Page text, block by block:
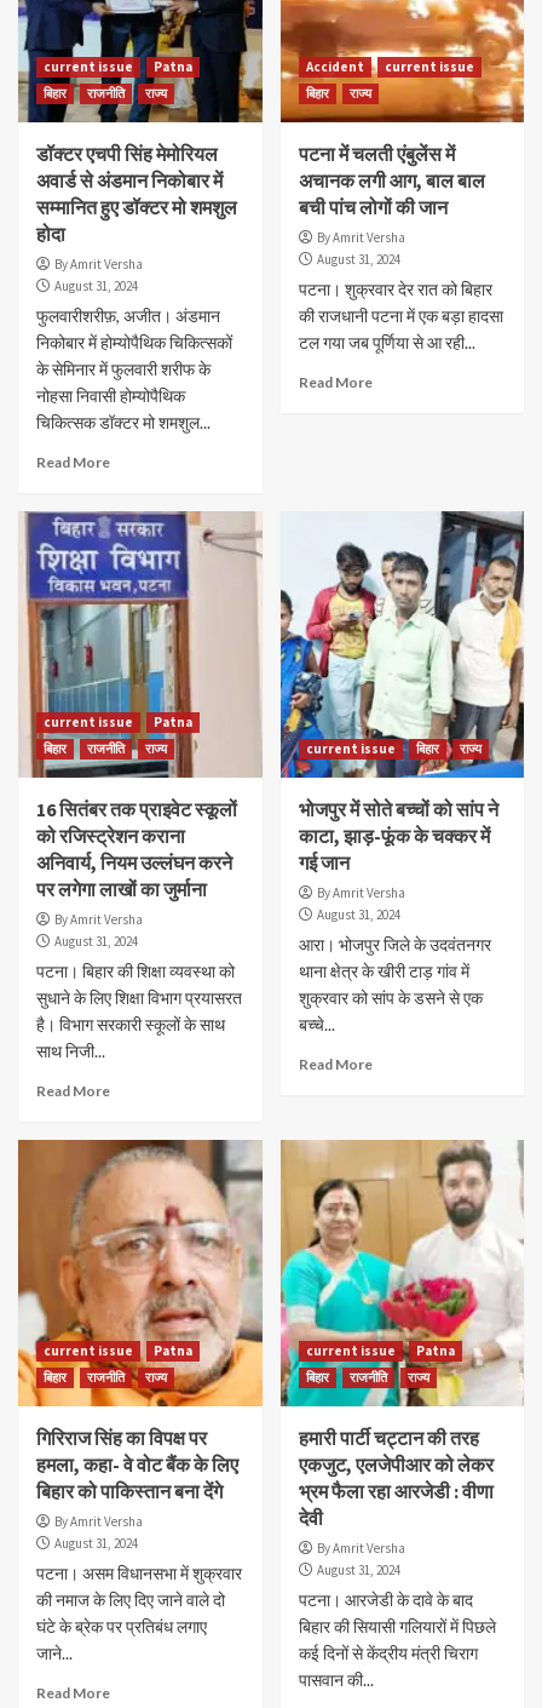
current issue
Patna
बिहार
राजनीति राज्य
डॉक्टर एचपी सिंह मेमोरियल
अवार्ड से अंडमान निकोबार में
सम्मानित हुए डॉक्टर मो शमशुल
होदा
By Amrit Versha
August 31, 2024
फुलवारीशरीफ़, अजीत। अंडमान
निकोबार में होम्योपैथिक चिकित्सकों
के सेमिनार में फुलवारी शरीफ के
नोहसा निवासी होम्योपैथिक
चिकित्सक डॉक्टर मो शमशुल...
Read More
Accident
current issue
बिहार
राज्य
पटना में चलती एंबुलेंस में
अचानक लगी आग, बाल बाल
बची पांच लोगों की जान
By Amrit Versha
August 31, 2024
पटना। शुक्रवार देर रात को बिहार
की राजधानी पटना में एक बड़ा हादसा
टल गया जब पूर्णिया से आ रही...
Read More
current issue
Patna
बिहार
राजनीति राज्य
16 सितंबर तक प्राइवेट स्कूलों
को रजिस्ट्रेशन कराना
अनिवार्य, नियम उल्लंघन करने
पर लगेगा लाखों का जुर्माना
By Amrit Versha
August 31, 2024
पटना। बिहार की शिक्षा व्यवस्था को
सुधाने के लिए शिक्षा विभाग प्रयासरत
है। विभाग सरकारी स्कूलों के साथ
साथ निजी...
Read More
current issue बिहार राज्य
भोजपुर में सोते बच्चों को सांप ने
काटा, झाड़-फूंक के चक्कर में
गई जान
By Amrit Versha
August 31, 2024
आरा। भोजपुर जिले के उदवंतनगर
थाना क्षेत्र के खीरी टाड़ गांव में
शुक्रवार को सांप के डसने से एक
बच्चे...
Read More
current issue
Patna
बिहार
राजनीति राज्य
गिरिराज सिंह का विपक्ष पर
हमला, कहा- वे वोट बैंक के लिए
बिहार को पाकिस्तान बना देंगे
By Amrit Versha
August 31, 2024
पटना। असम विधानसभा में शुक्रवार
की नमाज के लिए दिए जाने वाले दो
घंटे के ब्रेक पर प्रतिबंध लगाए
जाने...
Read More
current issue
Patna
बिहार
राजनीति राज्य
हमारी पार्टी चट्टान की तरह
एकजुट, एलजेपीआर को लेकर
भ्रम फैला रहा आरजेडी : वीणा
देवी
By Amrit Versha
August 31, 2024
पटना। आरजेडी के दावे के बाद
बिहार की सियासी गलियारों में पिछले
कई दिनों से केंद्रीय मंत्री चिराग
पासवान की...